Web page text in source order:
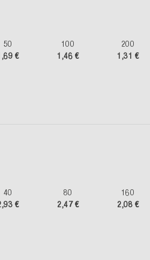
50
€
100
1,46 €
200
1,31 €
40
€
80
2,47 €
160
2,08 €